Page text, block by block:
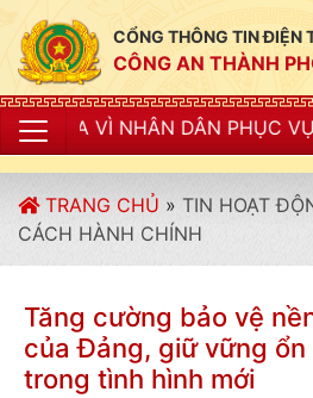
CỔNG THÔNG TIN ĐIỆN
CÔNG AN THÀNH
DÂN PHỤC VỤ"
TRANG CHỦ » TIN HOẠT
CÁCH HÀNH CHÍNH
Tăng cường bảo vệ
của Đảng, giữ vững
trong tình hình mới